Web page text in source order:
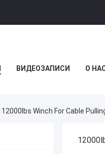
ВИДЕОЗАПИСИ О
12000lbs Winch For Cable